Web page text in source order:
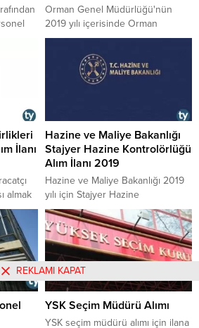
Orman Genel Müdürlüğü'nün
2019 yılı içerisinde Orman
Muhafaza Memuru alımı için
çıkmış olduğu alım ilanının
detaylarını yazımızda
bulabilirsiniz.
İlanı
almak
ve
Hazine ve Maliye Bakanlığı
Stajyer Hazine Kontrolörlüğü
Alım İlanı 2019
Hazine ve Maliye Bakanlığı 2019
yılı için Stajyer Hazine
Kontrolörlüğü alım ilanı yayımladı.
Alım süreci nasıl olacak? Başvuru
koşulları neler? Sınavı ne zaman?
Detaylar haberimizde.
YSK Seçim Müdürü Alımı
YSK seçim müdürü alımı için ilana
REKLAMI KAPAT